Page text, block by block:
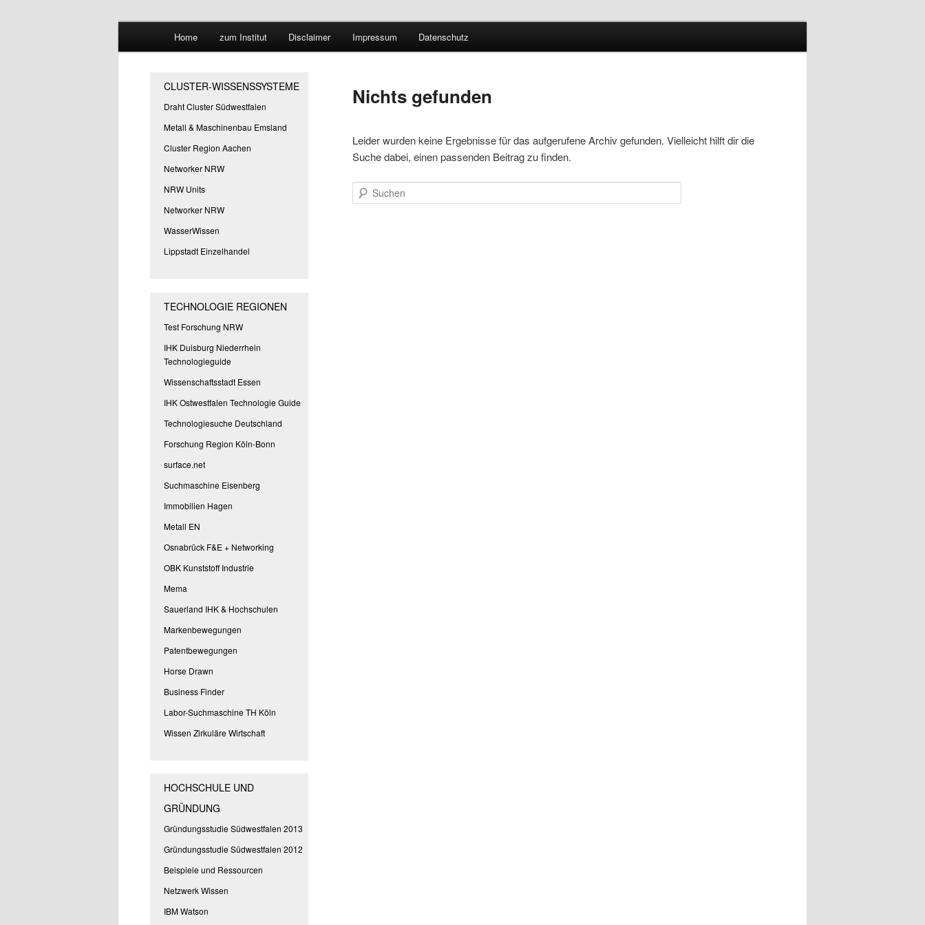
Zum
Inhalt
Zum
Inhalt
Home zum Institut Disclaimer Impressum Datenschutz
Nichts gefunden
Leider wurden keine Ergebnisse für das aufgerufene Archiv gefunden. Vielleicht hilft dir die
Suche dabei, einen passenden Beitrag zu finden.
Suchen
CLUSTER-WISSENSSYSTEME
Draht Cluster Südwestfalen
Metall & Maschinenbau Emsland
Cluster Region Aachen
Networker NRW
NRW Units
Networker NRW
WasserWissen
Lippstadt Einzelhandel
TECHNOLOGIE REGIONEN
Test Forschung NRW
IHK Duisburg Niederrhein
Technologieguide
Wissenschaftsstadt Essen
IHK Ostwestfalen Technologie Guide
Technologiesuche Deutschland
Forschung Region Köln-Bonn
surface.net
Suchmaschine Eisenberg
Immobilien Hagen
Metall EN
Osnabrück F&E + Networking
OBK Kunststoff Industrie
Mema
Sauerland IHK & Hochschulen
Markenbewegungen
Patentbewegungen
Horse Drawn
Business Finder
Labor-Suchmaschine TH Köln
Wissen Zirkuläre Wirtschaft
HOCHSCHULE UND
GRÜNDUNG
Gründungsstudie Südwestfalen 2013
Gründungsstudie Südwestfalen 2012
Beispiele und Ressourcen
Netzwerk Wissen
IBM Watson